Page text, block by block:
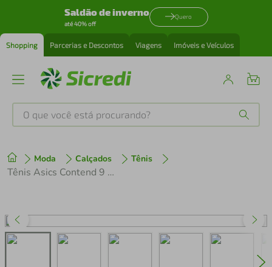
Saldão de inverno
até 40% off
Quero
Shopping Parcerias e Descontos Viagens Imóveis e Veículos
O que você está procurando?
Moda Calçados Tênis
Tênis Asics Contend 9 PS Infantil Blue
º tenis
perfume